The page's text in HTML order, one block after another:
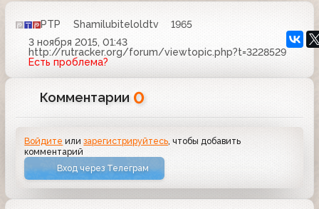
РТР Shamilubiteloldtv
1965
3 ноября 2015, 01:43
http://rutracker.org/forum/viewtopic.php?t=3228529
Есть проблема?
Комментарии 0
Войдите илизарегистрируйтесь , чтобы добавить
комментарий
Вход через Телеграм